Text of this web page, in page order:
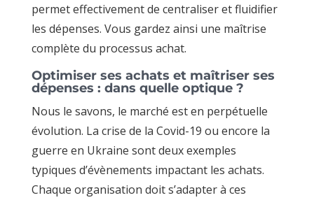
permet effectivement de centraliser et fluidifier
les dépenses. Vous gardez ainsi une maîtrise
complète du processus achat.
Optimiser ses achats et maîtriser ses
dépenses : dans quelle optique ?
Nous le savons, le marché est en perpétuelle
évolution. La crise de la Covid-19 ou encore la
guerre en Ukraine sont deux exemples
typiques d’évènements impactant les achats.
Chaque organisation doit s’adapter à ces